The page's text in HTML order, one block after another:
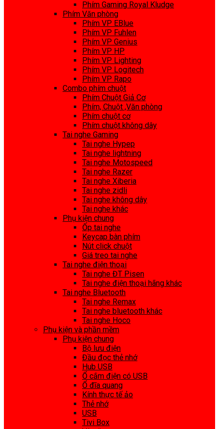
Phím Gaming Royal Kludge
Phím Văn phòng
Phím VP EBlue
Phím VP Fuhlen
Phím VP Genius
Phím VP HP
Phím VP Lighting
Phím VP Logitech
Phím VP Rapo
Combo phím chuột
Phím Chuột Giả Cơ
Phím, Chuột ,Văn phòng
Phím chuột cơ
Phím chuột không dây
Tai nghe Gaming
Tai nghe Hypep
Tai nghe lightning
Tai nghe Motospeed
Tai nghe Razer
Tai nghe Xiberia
Tai nghe zidli
Tai nghe không dây
Tai nghe khác
Phụ kiện chung
Ốp tai nghe
Keycap bàn phím
Nút click chuột
Giá treo tai nghe
Tai nghe điện thoại
Tai nghe ĐT Pisen
Tai nghe điện thoại hãng khác
Tai nghe Bluetooth
Tai nghe Remax
Tai nghe bluetooth khác
Tai nghe Hoco
Phụ kiện và phần mềm
Phụ kiện chung
Bộ lưu điện
Đầu đọc thẻ nhớ
Hub USB
Ổ cắm điện có USB
Ổ đĩa quang
Kính thực tế ảo
Thẻ nhớ
USB
Tivi Box